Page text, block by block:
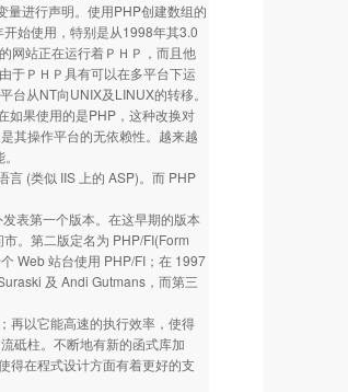
量进行声明。使用PHP创建数组的
始使用，特别是从1998年其3.0
网站正在运行着ＰＨＰ，而且他
于ＰＨＰ具有可以在多平台下运
从NT向UNIX及LINUX的转移。
如果使用的是PHP，这种改换对
其操作平台的无依赖性。越来越
言 (类似 IIS 上的 ASP)。而 PHP
表第一个版本。在这早期的版本
。第二版定名为 PHP/FI(Form
Web 站台使用 PHP/FI；在 1997
及 Andi Gutmans，而第三
再以它能高速的执行效率，使得
砥柱。不断地有新的函式库加
得在程式设计方面有着更好的支